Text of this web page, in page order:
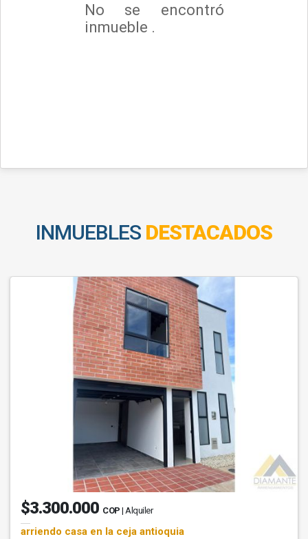
No se encontró
inmueble .
INMUEBLES DESTACADOS
$3.300.000 COP | Alquiler
arriendo casa en la ceja antioquia